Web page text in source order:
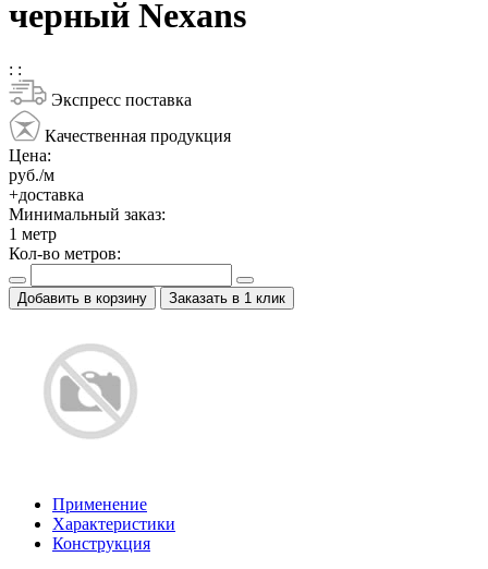
черный Nexans
: :
Экспресс поставка
Качественная продукция
Цена:
руб./м
+доставка
Минимальный заказ:
1 метр
Кол-во метров:
Добавить в корзину Заказать в 1 клик
Применение
Характеристики
Конструкция